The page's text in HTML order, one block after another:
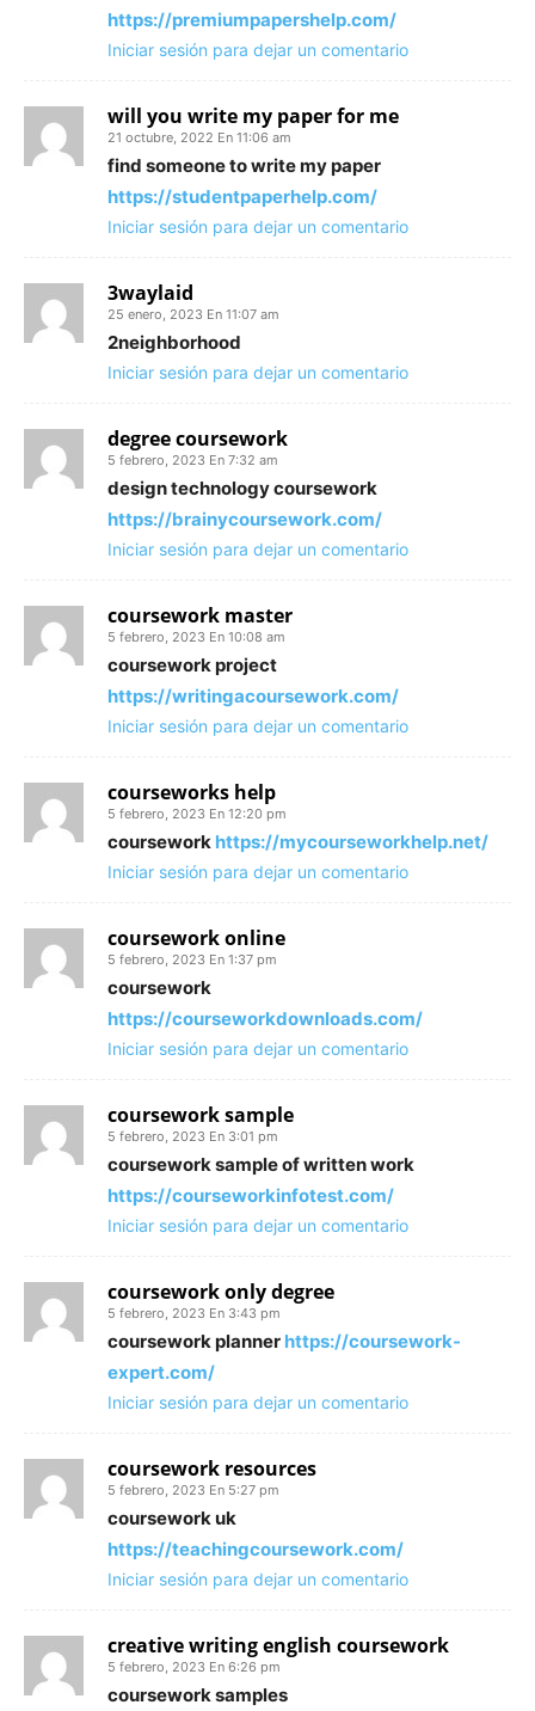
https://premiumpapershelp.com/
Iniciar sesión para dejar un comentario
will you write my paper for me
21 octubre, 2022 En 11:06 am
find someone to write my paper
https://studentpaperhelp.com/
Iniciar sesión para dejar un comentario
3waylaid
25 enero, 2023 En 11:07 am
2neighborhood
Iniciar sesión para dejar un comentario
degree coursework
5 febrero, 2023 En 7:32 am
design technology coursework
https://brainycoursework.com/
Iniciar sesión para dejar un comentario
coursework master
5 febrero, 2023 En 10:08 am
coursework project
https://writingacoursework.com/
Iniciar sesión para dejar un comentario
courseworks help
5 febrero, 2023 En 12:20 pm
coursework https://mycourseworkhelp.net/
Iniciar sesión para dejar un comentario
coursework online
5 febrero, 2023 En 1:37 pm
coursework
https://courseworkdownloads.com/
Iniciar sesión para dejar un comentario
coursework sample
5 febrero, 2023 En 3:01 pm
coursework sample of written work
https://courseworkinfotest.com/
Iniciar sesión para dejar un comentario
coursework only degree
5 febrero, 2023 En 3:43 pm
coursework planner https://coursework-
expert.com/
Iniciar sesión para dejar un comentario
coursework resources
5 febrero, 2023 En 5:27 pm
coursework uk
https://teachingcoursework.com/
Iniciar sesión para dejar un comentario
creative writing english coursework
5 febrero, 2023 En 6:26 pm
coursework samples